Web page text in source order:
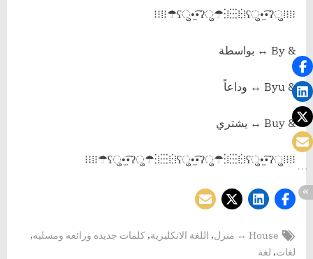
⁝⁞⁝⁞ʕु•̫͡•ʔु☂⁝⁞⁝⁝⁝⁞⁝⁞ʕु•̫͡•ʔु☂⁝⁞⁝⁝
& By ↔️ بواسطة
& Byu ↔️ وداعاً
& Buy ↔️ يشتري
⁝⁞⁝⁞ʕु•̫͡•ʔु☂⁝⁞⁝⁝⁝⁞⁝⁞ʕु•̫͡•ʔु☂⁝⁞⁝⁝⁝⁞⁝⁞ʕु•̫͡•ʔु☂⁝⁞⁝⁝
Tags:
House ↔️ منزل , اللغة الانكليزية,كلمات جديده ورائعه ومسليه,
لغات, لغة